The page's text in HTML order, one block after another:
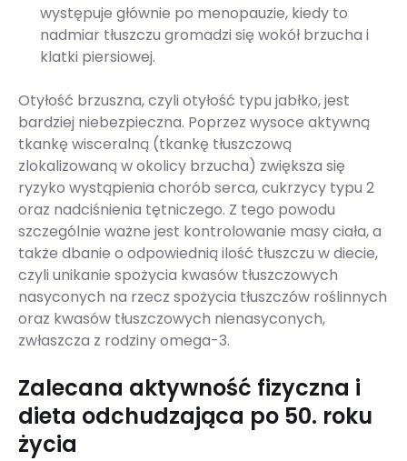
występuje głównie po menopauzie, kiedy to
nadmiar tłuszczu gromadzi się wokół brzucha i
klatki piersiowej.
Otyłość brzuszna, czyli otyłość typu jabłko, jest
bardziej niebezpieczna. Poprzez wysoce aktywną
tkankę wisceralną (tkankę tłuszczową
zlokalizowaną w okolicy brzucha) zwiększa się
ryzyko wystąpienia chorób serca, cukrzycy typu 2
oraz nadciśnienia tętniczego. Z tego powodu
szczególnie ważne jest kontrolowanie masy ciała, a
także dbanie o odpowiednią ilość tłuszczu w diecie,
czyli unikanie spożycia kwasów tłuszczowych
nasyconych na rzecz spożycia tłuszczów roślinnych
oraz kwasów tłuszczowych nienasyconych,
zwłaszcza z rodziny omega-3.
Zalecana aktywność fizyczna i
dieta odchudzająca po 50. roku
życia